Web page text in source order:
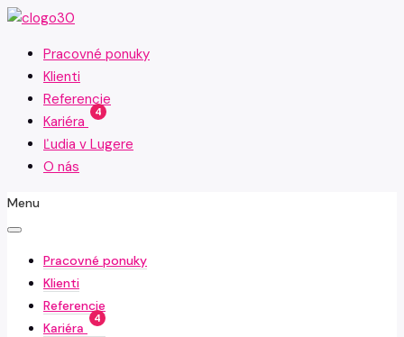
Pracovné ponuky
Klienti
Referencie
Kariéra
4
Ľudia v Lugere
O nás
Menu
Pracovné ponuky
Klienti
Referencie
Kariéra
4